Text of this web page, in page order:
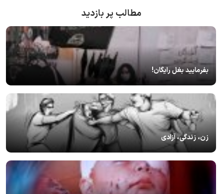
مطالب پر بازدید
بفرمایید بغل رایگان!
زن، زندگی، آزادی